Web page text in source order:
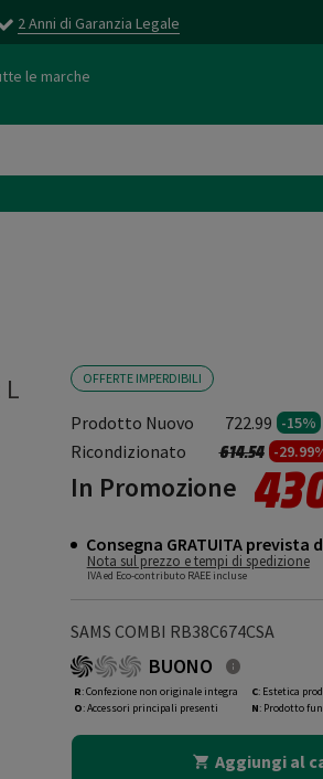
2 Anni di Garanzia Legale
le marche
OFFERTE IMPERDIBILI
Prodotto Nuovo 722.99 -15%
Ricondizionato Prezzo ridotto
614.54a-
In Promozione
Consegna GRATUITA prevista
Nota sul prezzo e tempi di spedizione
IVA ed Eco-contributo RAEE incluse
SAMS COMBI RB38C674CSA
BUONO
R: Confezione non originale integra
O: Accessori principali presenti
C: Estetica
N: Prodotto
Aggiungi al